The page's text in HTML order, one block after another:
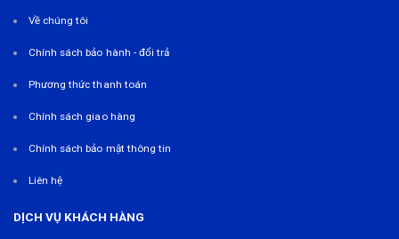
Về chúng tôi
Chính sách bảo hành - đổi trả
Phương thức thanh toán
Chính sách giao hàng
Chính sách bảo mật thông tin
Liên hệ
DỊCH VỤ KHÁCH HÀNG